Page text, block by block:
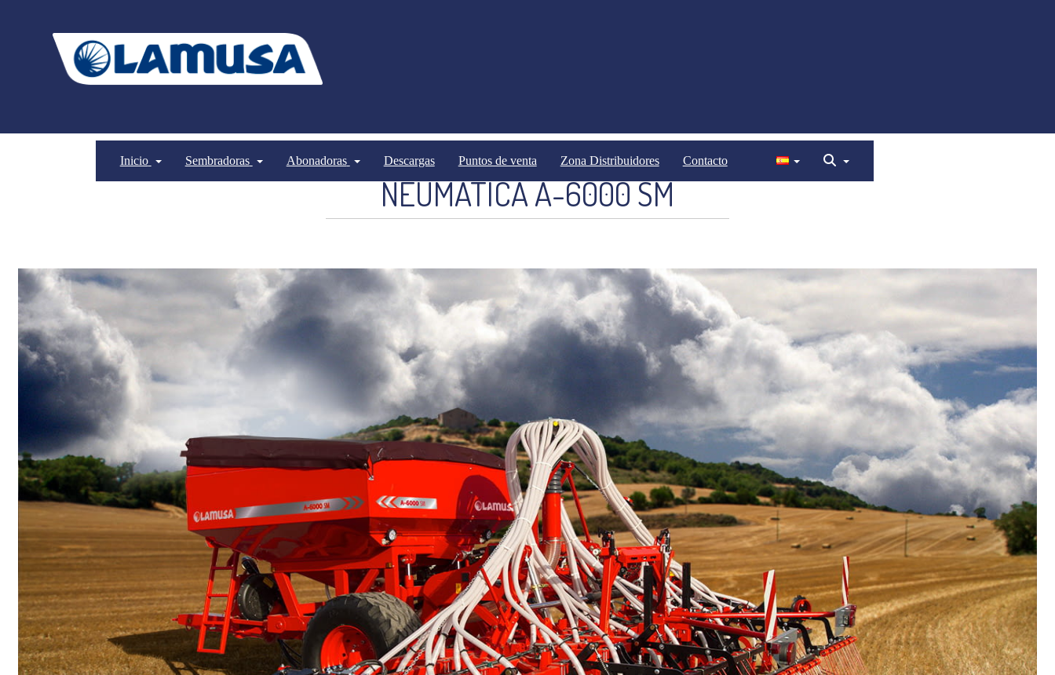
Inicio Sembradoras Abonadoras Descargas Puntos de venta Zona Distribuidores Contacto
Sembradoras Sembradoras neumáticas
NEUMATICA A-6000 SM